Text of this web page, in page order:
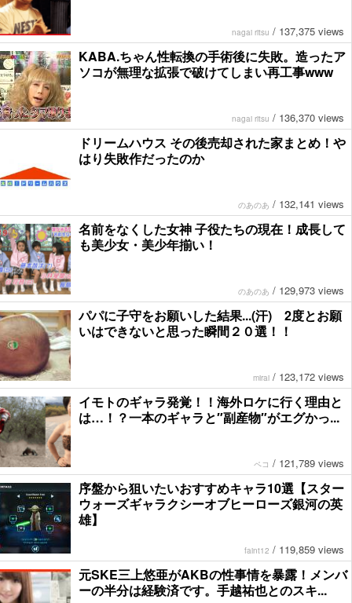
nagai ritsu / 137,375 views
KABA.ちゃん性転換の手術後に失敗。造ったア
ソコが無理な拡張で破けてしまい再工事www
nagai ritsu / 136,370 views
ドリームハウス その後売却された家まとめ！や
はり失敗作だったのか
のあのあ / 132,141 views
名前をなくした女神 子役たちの現在！成長して
も美少女・美少年揃い！
のあのあ / 129,973 views
パパに子守をお願いした結果...(汗) 2度とお願
いはできないと思った瞬間２０選！！
mirai / 123,172 views
イモトのギャラ発覚！！海外ロケに行く理由と
は…！？一本のギャラと″副産物″がエグかっ...
ペコ / 121,789 views
序盤から狙いたいおすすめキャラ10選【スター
ウォーズギャラクシーオブヒーローズ銀河の英
雄】
faint12 / 119,859 views
元SKE三上悠亜がAKBの性事情を暴露！メンバ
ーの半分は経験済です。手越祐也とのスキ...